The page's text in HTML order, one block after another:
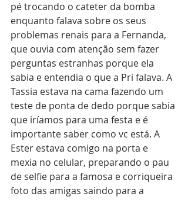
pé trocando o cateter da bomba
enquanto falava sobre os seus
problemas renais para a Fernanda,
que ouvia com atenção sem fazer
perguntas estranhas porque ela
sabia e entendia o que a Pri falava. A
Tassia estava na cama fazendo um
teste de ponta de dedo porque sabia
que iríamos para uma festa e é
importante saber como vc está. A
Ester estava comigo na porta e
mexia no celular, preparando o pau
de selfie para a famosa e corriqueira
foto das amigas saindo para a